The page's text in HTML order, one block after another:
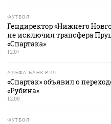
ФУТБОЛ
Гендиректор «Нижнего
не исключил трансфера
«Спартака»
12:07
АЛЬФА-БАНК РПЛ
«Спартак» объявил о
«Рубина»
12:00
ФУТБОЛ